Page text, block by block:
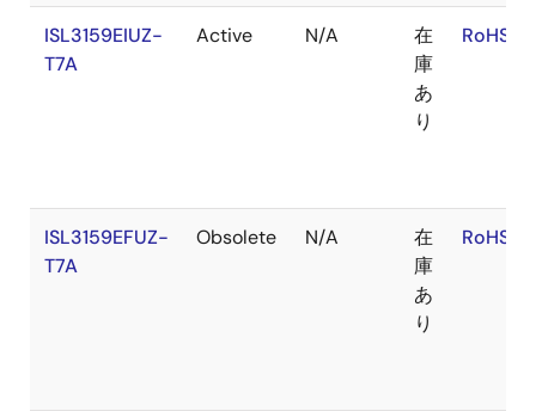
ISL3159EIUZ-
T7A
Active N/A
在
庫
あ
り
RoHS:EN
ISL3159EFUZ-
T7A
Obsolete N/A
在
庫
あ
り
RoHS:EN